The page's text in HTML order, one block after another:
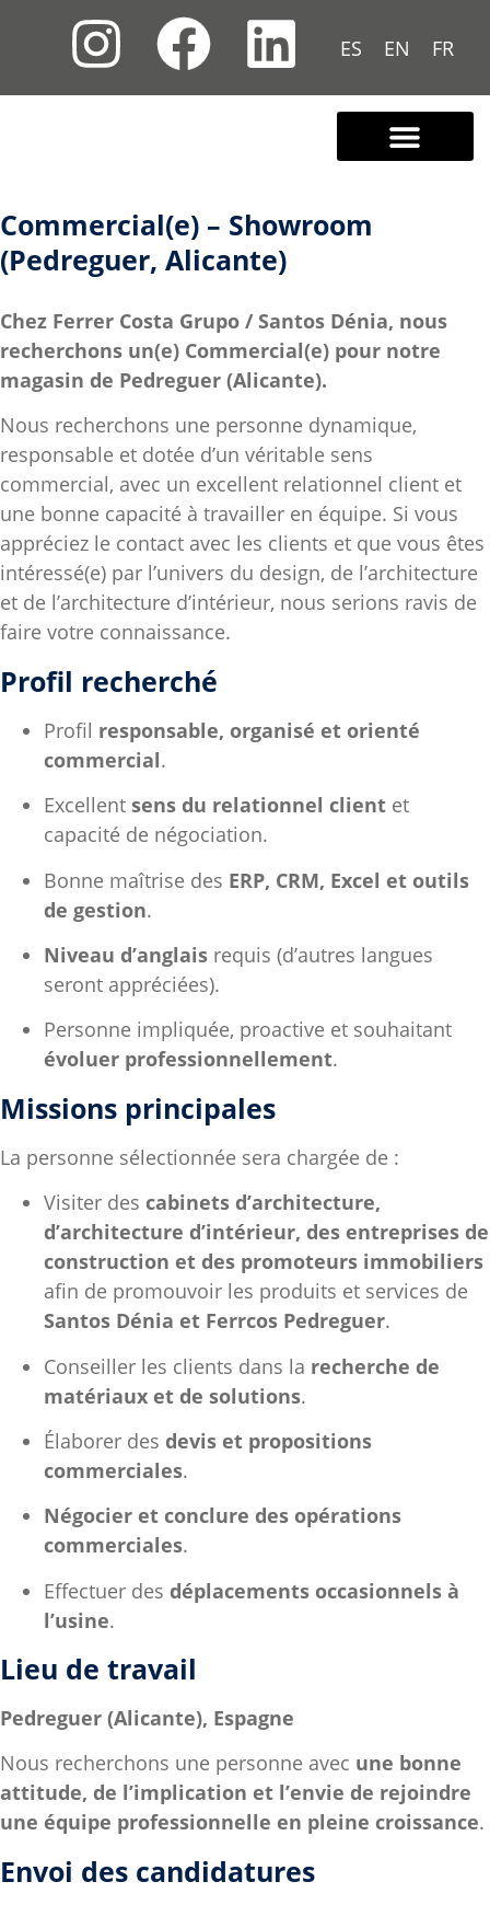
ES EN FR
Commercial(e) – Showroom
(Pedreguer, Alicante)
Chez Ferrer Costa Grupo / Santos Dénia, nous
recherchons un(e) Commercial(e) pour notre
magasin de Pedreguer (Alicante).
Nous recherchons une personne dynamique,
responsable et dotée d’un véritable sens
commercial, avec un excellent relationnel client et
une bonne capacité à travailler en équipe. Si vous
appréciez le contact avec les clients et que vous êtes
intéressé(e) par l’univers du design, de l’architecture
et de l’architecture d’intérieur, nous serions ravis de
faire votre connaissance.
Profil recherché
Profil responsable, organisé et orienté
commercial.
Excellent sens du relationnel client et
capacité de négociation.
Bonne maîtrise des ERP, CRM, Excel et outils
de gestion.
Niveau d’anglais requis (d’autres langues
seront appréciées).
Personne impliquée, proactive et souhaitant
évoluer professionnellement.
Missions principales
La personne sélectionnée sera chargée de :
Visiter des cabinets d’architecture,
d’architecture d’intérieur, des entreprises de
construction et des promoteurs immobiliers
afin de promouvoir les produits et services de
Santos Dénia et Ferrcos Pedreguer.
Conseiller les clients dans la recherche de
matériaux et de solutions.
Élaborer des devis et propositions
commerciales.
Négocier et conclure des opérations
commerciales.
Effectuer des déplacements occasionnels à
l’usine.
Lieu de travail
Pedreguer (Alicante), Espagne
Nous recherchons une personne avec une bonne
attitude, de l’implication et l’envie de rejoindre
une équipe professionnelle en pleine croissance.
Envoi des candidatures